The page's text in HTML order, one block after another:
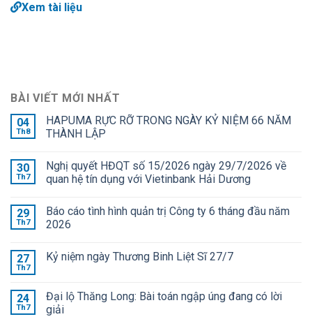
Xem tài liệu
BÀI VIẾT MỚI NHẤT
04
Th8
HAPUMA RỰC RỠ TRONG NGÀY KỶ NIỆM 66 NĂM
THÀNH LẬP
30
Th7
Nghị quyết HĐQT số 15/2026 ngày 29/7/2026 về
quan hệ tín dụng với Vietinbank Hải Dương
29
Th7
Báo cáo tình hình quản trị Công ty 6 tháng đầu năm
2026
27
Th7
Kỷ niệm ngày Thương Binh Liệt Sĩ 27/7
24
Th7
Đại lộ Thăng Long: Bài toán ngập úng đang có lời
giải